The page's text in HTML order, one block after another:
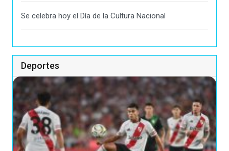
Se celebra hoy el Día de la Cultura Nacional
Deportes